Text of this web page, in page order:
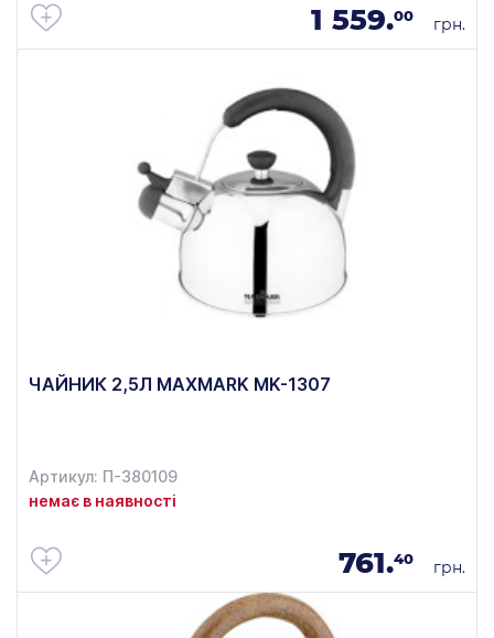
1 559.00 грн.
ЧАЙНИК 2,5Л MAXMARK MK-1307
Артикул: П-380109
немає в наявності
761.40 грн.